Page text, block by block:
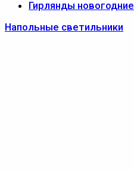
Гирлянды новогодние
Напольные светильники